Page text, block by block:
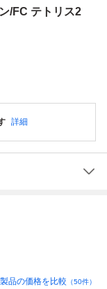
/FC テトリス2
詳細
品の価格を比較 （50件）